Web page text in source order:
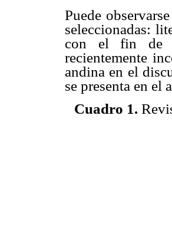
Puede
seleccionadas:
con el fin de
recientemente
andina en el
se presenta en el
Cuadro 1.